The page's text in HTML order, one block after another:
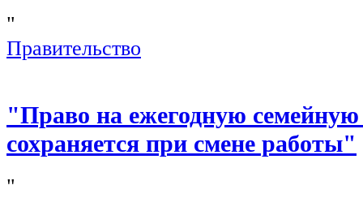
"
Правительство
"Право на ежегодную
сохраняется при смене работы"
"